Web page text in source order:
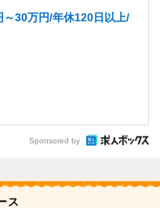
～30万円/年休120日以上/
Sponsored by
ス